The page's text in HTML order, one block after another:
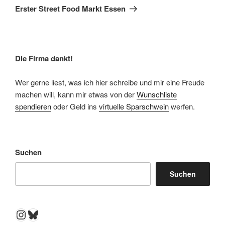
Beitrag
Erster Street Food Markt Essen
Die Firma dankt!
Wer gerne liest, was ich hier schreibe und mir eine Freude
machen will, kann mir etwas von derWunschliste
spendierenoder Geld ins virtuelle Sparschweinwerfen.
Suchen
Suchen
Instagram
Bluesky